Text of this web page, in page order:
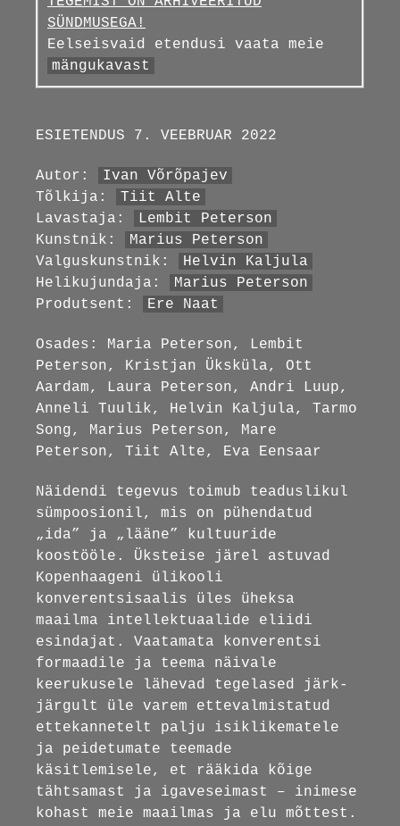
SÜNDMUSEGA!
Eelseisvaid etendusi vaata meie
mängukavast
ESIETENDUS 7. VEEBRUAR 2022
Autor:
Ivan Võrõpajev
Tõlkija:
Tiit Alte
Lavastaja:
Lembit Peterson
Kunstnik:
Marius Peterson
Valguskunstnik:
Helvin Kaljula
Helikujundaja:
Marius Peterson
Produtsent:
Ere Naat
Osades: Maria Peterson, Lembit
Peterson, Kristjan Üksküla, Ott
Aardam, Laura Peterson, Andri Luup,
Anneli Tuulik, Helvin Kaljula, Tarmo
Song, Marius Peterson, Mare
Peterson, Tiit Alte, Eva Eensaar
Näidendi tegevus toimub teaduslikul
sümpoosionil, mis on pühendatud
„ida” ja „lääne” kultuuride
koostööle. Üksteise järel astuvad
Kopenhaageni ülikooli
konverentsisaalis üles üheksa
maailma intellektuaalide eliidi
esindajat. Vaatamata konverentsi
formaadile ja teema näivale
keerukusele lähevad tegelased järk-
järgult üle varem ettevalmistatud
ettekannetelt palju isiklikematele
ja peidetumate teemade
käsitlemisele, et rääkida kõige
tähtsamast ja igaveseimast – inimese
kohast meie maailmas ja elu mõttest.